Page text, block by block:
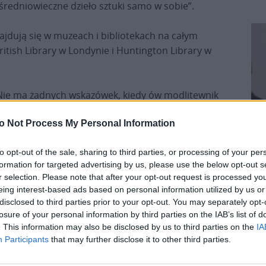
Not Process My Personal Information
opt-out of the sale, sharing to third parties, or processing of your
for targeted advertising by us, please use the below opt-out
selection. Please note that after your opt-out request is processed
interest-based ads based on personal information utilized by us
to third parties prior to your opt-out. You may separately
of your personal information by third parties on the IAB’s list of
This information may also be disclosed by us to third parties on the
Participants that may further disclose it to other third parties.
dzieło sztuki samo w sobie”.
się w muzeach i bibliotekach na całym
Library w Londynie i Huntington Library w
ma żadnych wskazówek, kiedy ów modlitewnik
przełożona klasztoru, powiedziała, że
podczas nabożeństwa w kaplicy
„Cieszymy się, że będą mu
biskup Middlesbrough i arcybiskup
Modlitewnik ma zostać wystawiony na
publiczny w kwietniu” – powiedziała
klasztoru.